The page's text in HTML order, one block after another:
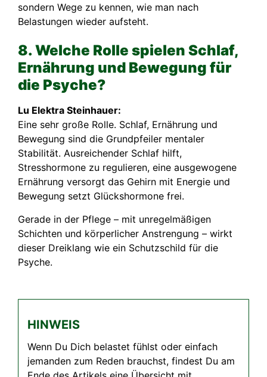
sondern Wege zu kennen, wie man nach
Belastungen wieder aufsteht.
8. Welche Rolle spielen Schlaf,
Ernährung und Bewegung für
die Psyche?
Lu Elektra Steinhauer:
Eine sehr große Rolle. Schlaf, Ernährung und
Bewegung sind die Grundpfeiler mentaler
Stabilität. Ausreichender Schlaf hilft,
Stresshormone zu regulieren, eine ausgewogene
Ernährung versorgt das Gehirn mit Energie und
Bewegung setzt Glückshormone frei.
Gerade in der Pflege – mit unregelmäßigen
Schichten und körperlicher Anstrengung – wirkt
dieser Dreiklang wie ein Schutzschild für die
Psyche.
HINWEIS
Wenn Du Dich belastet fühlst oder einfach
jemanden zum Reden brauchst, findest Du am